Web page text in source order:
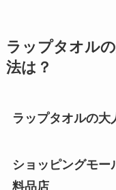
ラップタオル
法は？
ラップタオルの大
ショッピングモー
料品店